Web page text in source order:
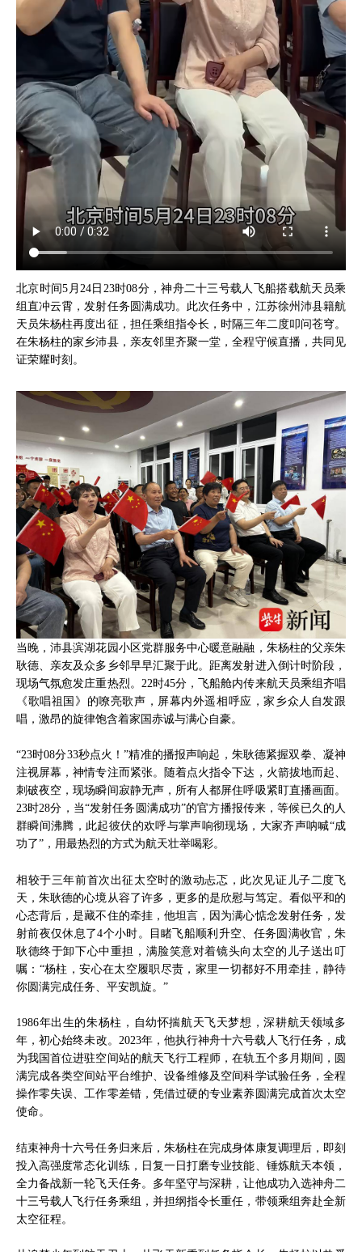
北京时间5月24日23时08分，神舟二十三号载人飞船搭载航天员乘
组直冲云霄，发射任务圆满成功。此次任务中，江苏徐州沛县籍航
天员朱杨柱再度出征，担任乘组指令长，时隔三年二度叩问苍穹。
在朱杨柱的家乡沛县，亲友邻里齐聚一堂，全程守候直播，共同见
证荣耀时刻。
当晚，沛县滨湖花园小区党群服务中心暖意融融，朱杨柱的父亲朱
耿德、亲友及众多乡邻早早汇聚于此。距离发射进入倒计时阶段，
现场气氛愈发庄重热烈。22时45分，飞船舱内传来航天员乘组齐唱
《歌唱祖国》的嘹亮歌声，屏幕内外遥相呼应，家乡众人自发跟
唱，激昂的旋律饱含着家国赤诚与满心自豪。
“23时08分33秒点火！”精准的播报声响起，朱耿德紧握双拳、凝神
注视屏幕，神情专注而紧张。随着点火指令下达，火箭拔地而起、
刺破夜空，现场瞬间寂静无声，所有人都屏住呼吸紧盯直播画面。
23时28分，当“发射任务圆满成功”的官方播报传来，等候已久的人
群瞬间沸腾，此起彼伏的欢呼与掌声响彻现场，大家齐声呐喊“成
功了”，用最热烈的方式为航天壮举喝彩。
相较于三年前首次出征太空时的激动忐忑，此次见证儿子二度飞
天，朱耿德的心境从容了许多，更多的是欣慰与笃定。看似平和的
心态背后，是藏不住的牵挂，他坦言，因为满心惦念发射任务，发
射前夜仅休息了4个小时。目睹飞船顺利升空、任务圆满收官，朱
耿德终于卸下心中重担，满脸笑意对着镜头向太空的儿子送出叮
嘱：“杨柱，安心在太空履职尽责，家里一切都好不用牵挂，静待
你圆满完成任务、平安凯旋。”
1986年出生的朱杨柱，自幼怀揣航天飞天梦想，深耕航天领域多
年，初心始终未改。2023年，他执行神舟十六号载人飞行任务，成
为我国首位进驻空间站的航天飞行工程师，在轨五个多月期间，圆
满完成各类空间站平台维护、设备维修及空间科学试验任务，全程
操作零失误、工作零差错，凭借过硬的专业素养圆满完成首次太空
使命。
结束神舟十六号任务归来后，朱杨柱在完成身体康复调理后，即刻
投入高强度常态化训练，日复一日打磨专业技能、锤炼航天本领，
全力备战新一轮飞天任务。多年坚守与深耕，让他成功入选神舟二
十三号载人飞行任务乘组，并担纲指令长重任，带领乘组奔赴全新
太空征程。